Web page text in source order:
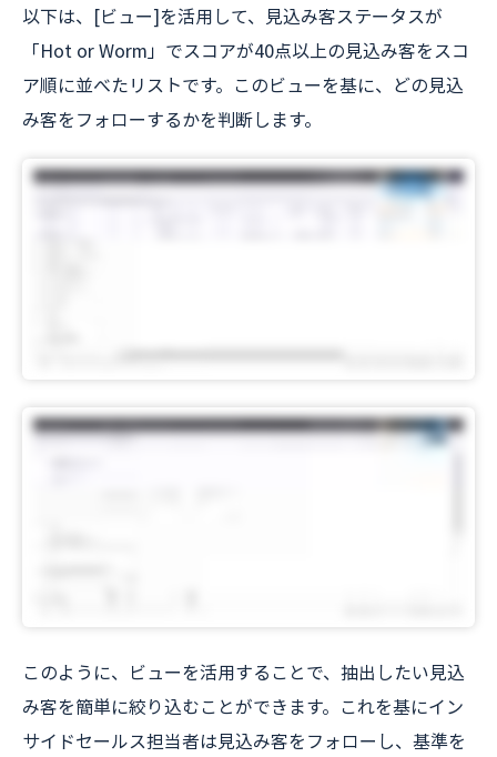
以下は、[ビュー]を活用して、見込み客ステータスが
「Hot or Worm」でスコアが40点以上の見込み客をスコ
ア順に並べたリストです。このビューを基に、どの見込
み客をフォローするかを判断します。
このように、ビューを活用することで、抽出したい見込
み客を簡単に絞り込むことができます。これを基にイン
サイドセールス担当者は見込み客をフォローし、基準を